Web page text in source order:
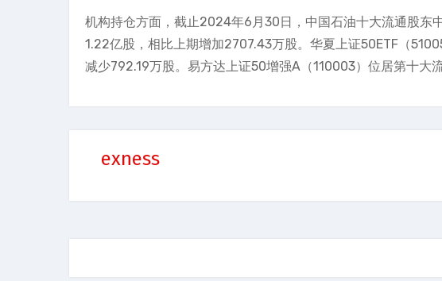
机构持仓方面，截止2024年6月30日，中国石油十大流通股东
1.22亿股，相比上期增加2707.43万股。华夏上证50ETF（
减少792.19万股。易方达上证50增强A（110003）位居第十大
exness